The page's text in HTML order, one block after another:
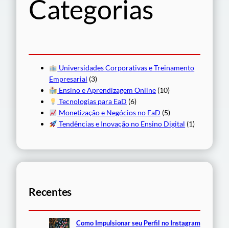
a
Categorias
Universidades Corporativas e Treinamento
Empresarial (3)
Ensino e Aprendizagem Online (10)
Tecnologias para EaD (6)
Monetização e Negócios no EaD (5)
Tendências e Inovação no Ensino Digital (1)
Recentes
Como Impulsionar seu Perfil no Instagram